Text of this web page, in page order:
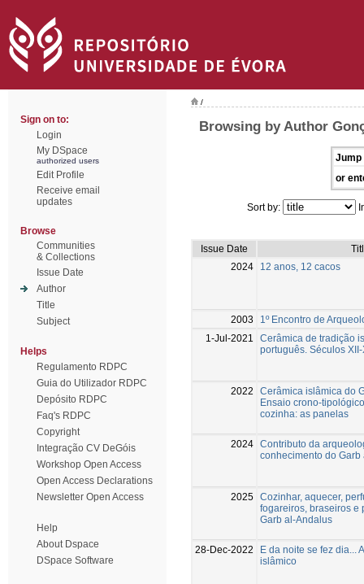
Sign on to:
Login
My DSpace
authorized users
Edit Profile
Receive email
updates
Browse
Communities
& Collections
Issue Date
Author
Title
Subject
Helps
Regulamento RDPC
Guia do Utilizador RDPC
Depósito RDPC
Faq's RDPC
Copyright
Integração CV DeGóis
Workshop Open Access
Open Access Declarations
Newsletter Open Access
Help
About Dspace
DSpace Software
/
Browsing by Author
Jump
or
Sort by:
Issue Date
2024
12 anos, 12 cacos
2003
1º Encontro de
1-Jul-2021
Cerâmica de tradição
português. Séculos XII-
2022
Cerâmica islâmica do
Ensaio crono-
cozinha: as panelas
2024 Contributo da
conhecimento do Garb
2025 Cozinhar, aquecer,
fogareiros, braseiros e
Garb al-Andalus
28-Dec-2022
E da noite se fez dia...
islâmico